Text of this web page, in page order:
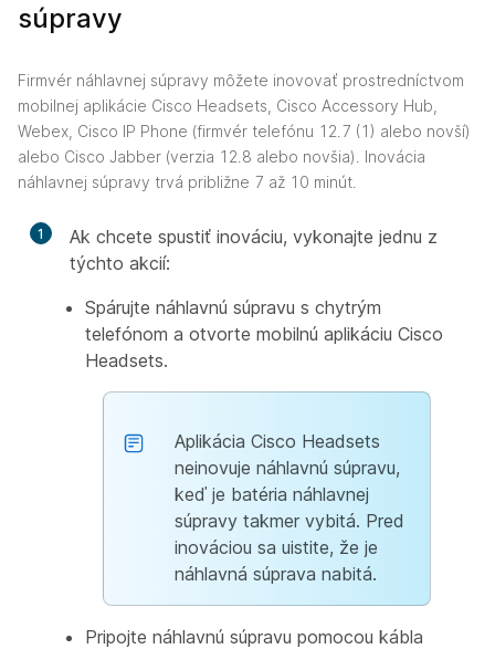
súpravy
Firmvér náhlavnej súpravy môžete inovovať prostredníctvom
mobilnej aplikácie Cisco Headsets, Cisco Accessory Hub,
Webex, Cisco IP Phone (firmvér telefónu 12.7 (1) alebo novší)
alebo Cisco Jabber (verzia 12.8 alebo novšia). Inovácia
náhlavnej súpravy trvá približne 7 až 10 minút.
1
Ak chcete spustiť inováciu, vykonajte jednu z
týchto akcií:
Spárujte náhlavnú súpravu s chytrým
telefónom a otvorte mobilnú aplikáciu Cisco
Headsets.
Aplikácia Cisco Headsets
neinovuje náhlavnú súpravu,
keď je batéria náhlavnej
súpravy takmer vybitá. Pred
inováciou sa uistite, že je
náhlavná súprava nabitá.
Pripojte náhlavnú súpravu pomocou kábla